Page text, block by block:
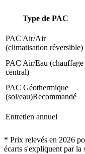
Type de PAC
PAC Air/Air
(climatisation réversible)
PAC Air/Eau (chauffage
central)
PAC Géothermique
(sol/eau)Recommandé
Entretien annuel
* Prix relevés en 2026
écarts s'expliquent par la